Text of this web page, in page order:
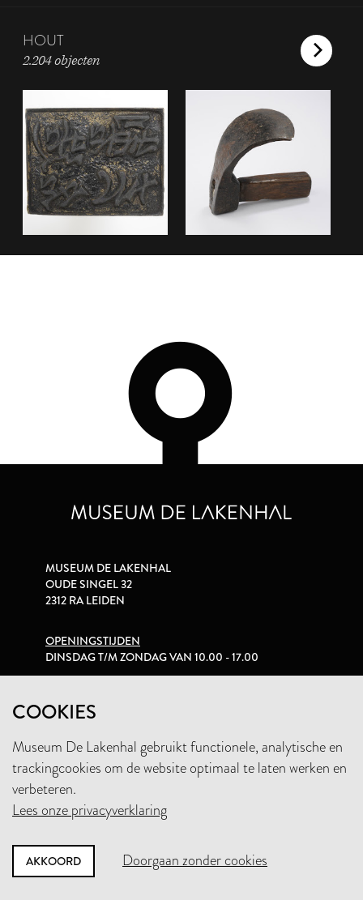
HOUT
2.204 objecten
COOKIES
Museum De Lakenhal gebruikt functionele, analytische en
trackingcookies om de website optimaal te laten werken en
verbeteren.
Lees onze privacyverklaring
AKKOORD Doorgaan zonder cookies
MUSEUM DE LAKENHAL
OUDE SINGEL 32
2312 RA LEIDEN
OPENINGSTIJDEN
DINSDAG T/M ZONDAG VAN 10.00 - 17.00
+31 (0)71 5165360
INFO@LAKENHAL.NL
STEUN HET MUSEUM
NIEUWSBRIEF